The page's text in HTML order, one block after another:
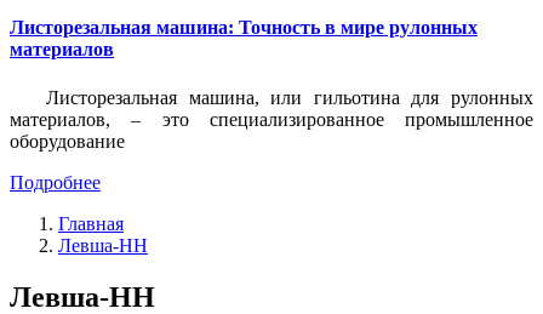
Листорезальная машина: Точность в мире рулонных
материалов
Листорезальная машина, или гильотина для рулонных
материалов, – это специализированное промышленное
оборудование
Подробнее
Главная
Левша-НН
Левша-НН